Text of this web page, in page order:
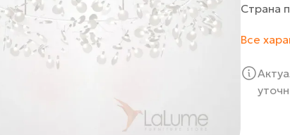
Страна
Все